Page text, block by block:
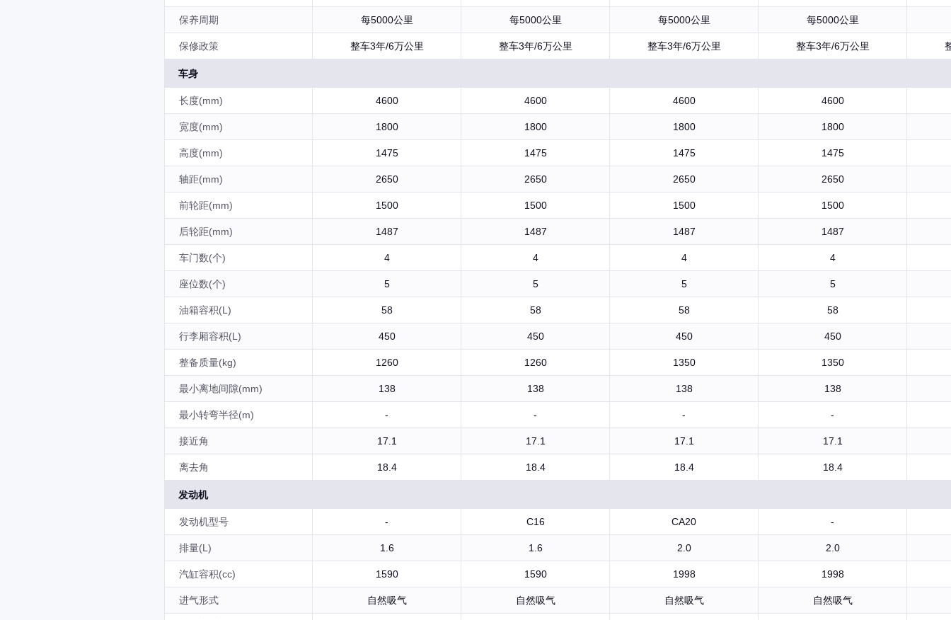
保养周期 每5000公里 每5000公里 每5000公里 每5000公里
保修政策 整车3年/6万公里 整车3年/6万公里 整车3年/6万公里 整车3年/6万公里
车身
长度(mm) 4600 4600 4600 4600
宽度(mm) 1800 1800 1800 1800
高度(mm) 1475 1475 1475 1475
轴距(mm) 2650 2650 2650 2650
前轮距(mm) 1500 1500 1500 1500
后轮距(mm) 1487 1487 1487 1487
车门数(个) 4 4 4 4
座位数(个) 5 5 5 5
油箱容积(L) 58 58 58 58
行李厢容积(L) 450 450 450 450
整备质量(kg) 1260 1260 1350 1350
最小离地间隙(mm) 138 138 138 138
最小转弯半径(m) - - - -
接近角 17.1 17.1 17.1 17.1
离去角 18.4 18.4 18.4 18.4
发动机
发动机型号 - C16 CA20 -
排量(L) 1.6 1.6 2.0 2.0
汽缸容积(cc) 1590 1590 1998 1998
进气形式 自然吸气 自然吸气 自然吸气 自然吸气